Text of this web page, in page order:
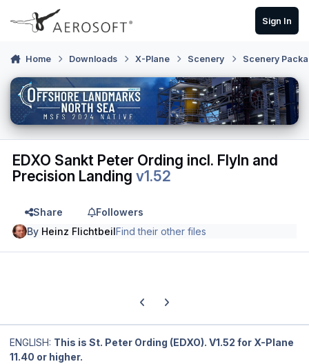
Skip to content
Sign In
Home Downloads X-Plane Scenery Scenery
EDXO Sankt Peter Ording incl. FlyIn and
Precision Landingv1.52
Share
Followers
By Heinz FlichtbeilFind their other files
Previous carousel slide
Next carousel slide
ENGLISH: This is St. Peter Ording (EDXO). V1.52 for X-Plane
11.40 or higher.